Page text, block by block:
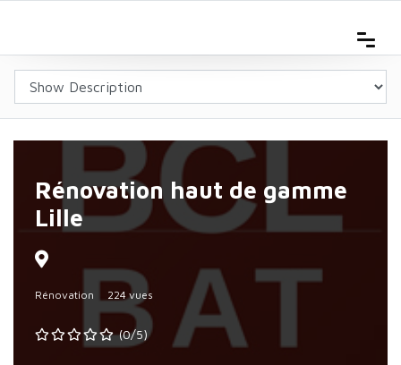
Rénovation haut de gamme
Lille
Rénovation 224 vues
(0/5)